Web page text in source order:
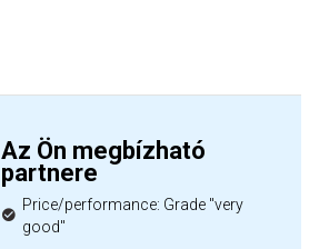
Az Ön megbízható
partnere
Price/performance: Grade "very
good"